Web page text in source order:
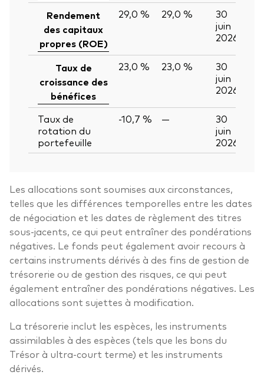
Rendement
des capitaux
propres (ROE)
29,0 % 29,0 %
30
juin
2026
Taux de
croissance des
bénéfices
23,0 % 23,0 %
30
juin
2026
Taux de
rotation du
portefeuille
-10,7 % —
30
juin
2026
Les allocations sont soumises aux circonstances,
telles que les différences temporelles entre les dates
de négociation et les dates de règlement des titres
sous-jacents, ce qui peut entraîner des pondérations
négatives. Le fonds peut également avoir recours à
certains instruments dérivés à des fins de gestion de
trésorerie ou de gestion des risques, ce qui peut
également entraîner des pondérations négatives. Les
allocations sont sujettes à modification.
La trésorerie inclut les espèces, les instruments
assimilables à des espèces (tels que les bons du
Trésor à ultra-court terme) et les instruments
dérivés.